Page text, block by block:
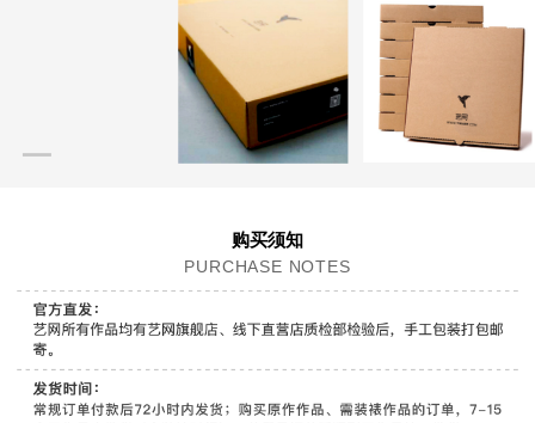
购买须知
PURCHASE NOTES